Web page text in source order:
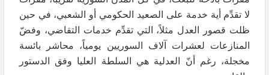
لا تقدِّم أية خدمة على الصعيد الحكومي أو الشعبي، في حين
ظلت قصور العدل مثلاً، التي تقدِّم خدمات التقاضي، وفضّ
المنازعات لعشرات آلاف السوريين يومياً، محاشر بائسة
مخجلة، رغم أنّ العدلية هي السلطة العليا وفق الدستور